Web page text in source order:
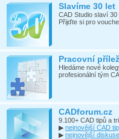
Slavíme 30 let
CAD Studio slaví
Přijďte si pro
Pracovní
Hledáme nové
profesionální tým
CADforum.cz
9.100+ CAD tipů a
▶ nejnovější CAD
▶ nejnovější diskuse